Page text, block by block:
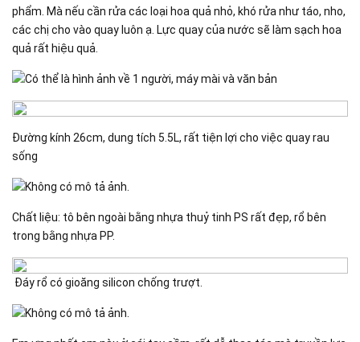
phẩm. Mà nếu cần rửa các loại hoa quả nhỏ, khó rửa như táo, nho,
các chị cho vào quay luôn ạ. Lực quay của nước sẽ làm sạch hoa
quả rất hiệu quả.
Đường kính 26cm, dung tích 5.5L, rất tiện lợi cho việc quay rau
sống
Chất liệu: tô bên ngoài bằng nhựa thuỷ tinh PS rất đẹp, rổ bên
trong bằng nhựa PP.
Đáy rổ có gioăng silicon chống trượt.